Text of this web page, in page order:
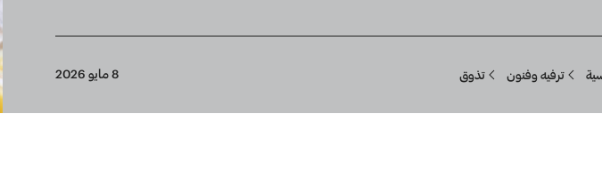
ترفيه وفنون تذوق 8 مايو 2026